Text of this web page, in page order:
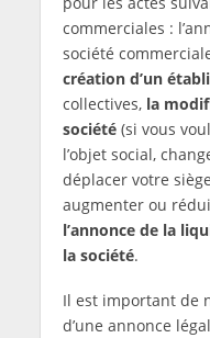
commerciales :
société
création d’un
collectives, la
société(si vous
l’objet social,
déplacer votre
augmenter ou
l’annonce de la
la société.
Il est important de
d’une annonce